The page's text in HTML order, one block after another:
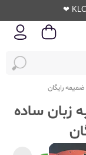
رایگان
زبان ساده